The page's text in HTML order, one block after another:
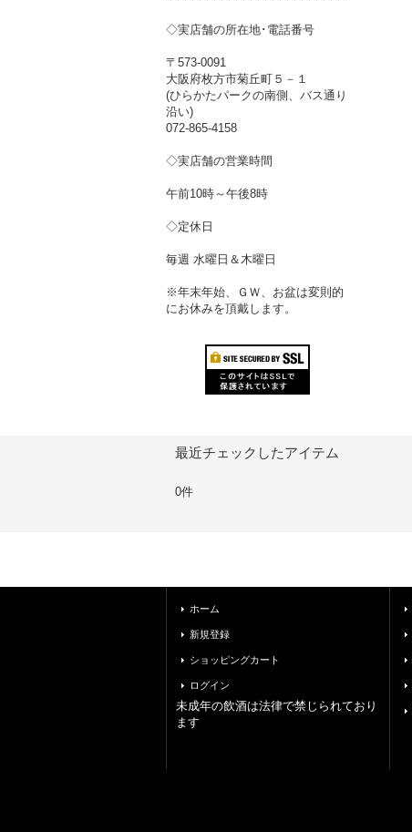
◇実店舗の所在地･電話番号
〒573-0091
大阪府枚方市菊丘町５－１
(ひらかたパークの南側、バス通り
沿い)
072-865-4158
◇実店舗の営業時間
午前10時～午後8時
◇定休日
毎週 水曜日＆木曜日
※年末年始、ＧＷ、お盆は変則的
にお休みを頂戴します。
最近チェックしたアイテム
0件
ホーム
新規登録
ショッピングカート
ログイン
未成年の飲酒は法律で禁じられており
ます